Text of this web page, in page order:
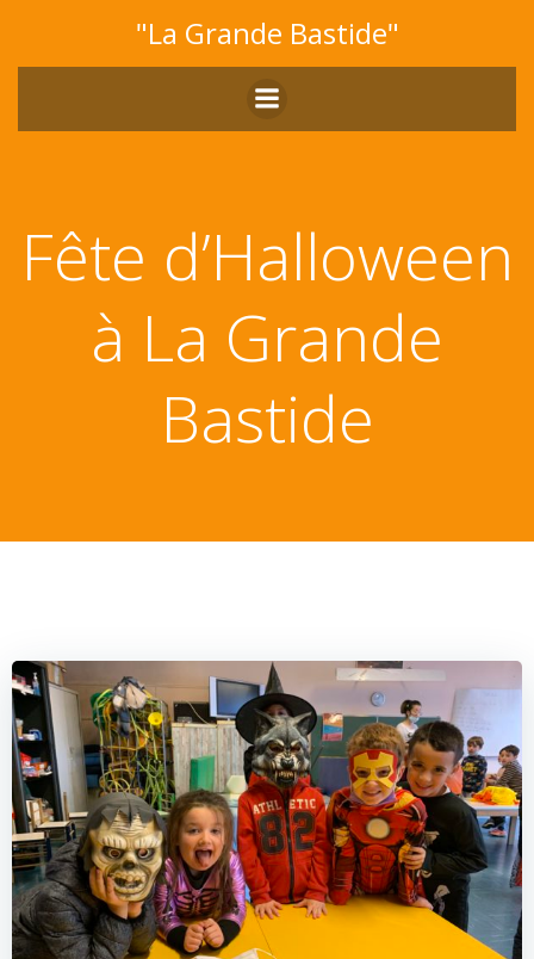
au
contenu
"La Grande Bastide"
Fête d’Halloween
à La Grande
Bastide